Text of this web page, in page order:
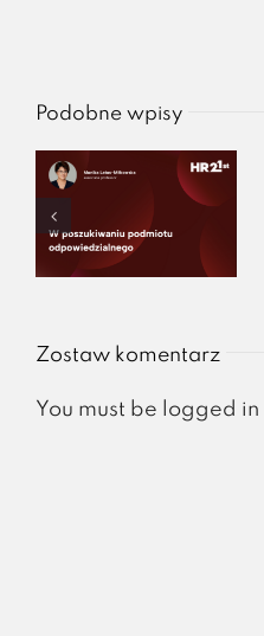
Podobne wpisy
Zostaw komentarz
You must be logged in